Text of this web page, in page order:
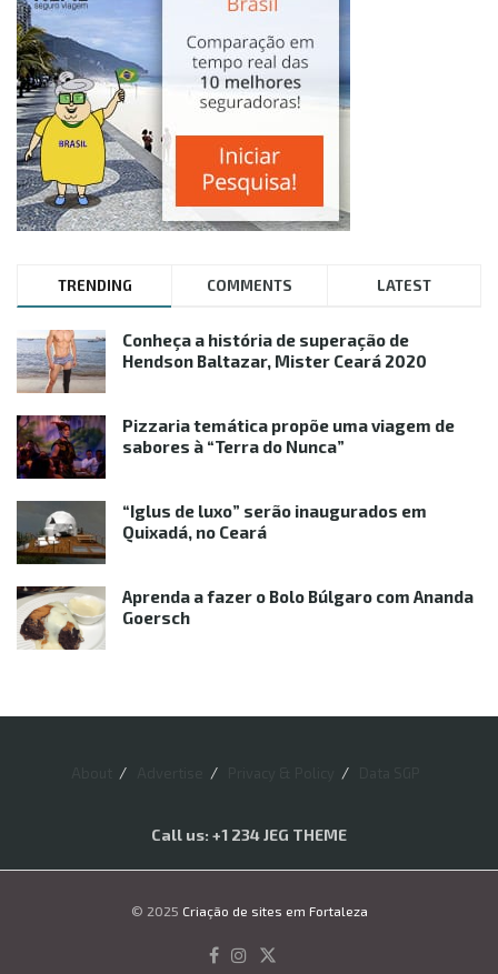
TRENDING COMMENTS LATEST
Conheça a história de superação de
Hendson Baltazar, Mister Ceará 2020
Pizzaria temática propõe uma viagem de
sabores à “Terra do Nunca”
“Iglus de luxo” serão inaugurados em
Quixadá, no Ceará
Aprenda a fazer o Bolo Búlgaro com Ananda
Goersch
Call us: +1 234 JEG THEME
© 2025 Criação de sites em Fortaleza